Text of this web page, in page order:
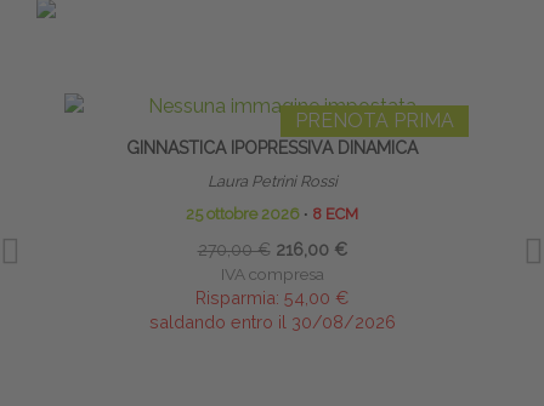
PRENOTA PRIMA
GINNASTICA IPOPRESSIVA DINAMICA
Laura Petrini Rossi
25 ottobre 2026 ∙ 8 ECM
270,00 € 216,00 €
IVA compresa
Risparmia: 54,00 €
saldando entro il 30/08/2026